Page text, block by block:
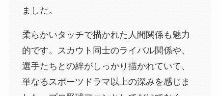
ました。
柔らかいタッチで描かれた人間関係も魅力
的です。スカウト同士のライバル関係や、
選手たちとの絆がしっかり描かれていて、
単なるスポーツドラマ以上の深みを感じま